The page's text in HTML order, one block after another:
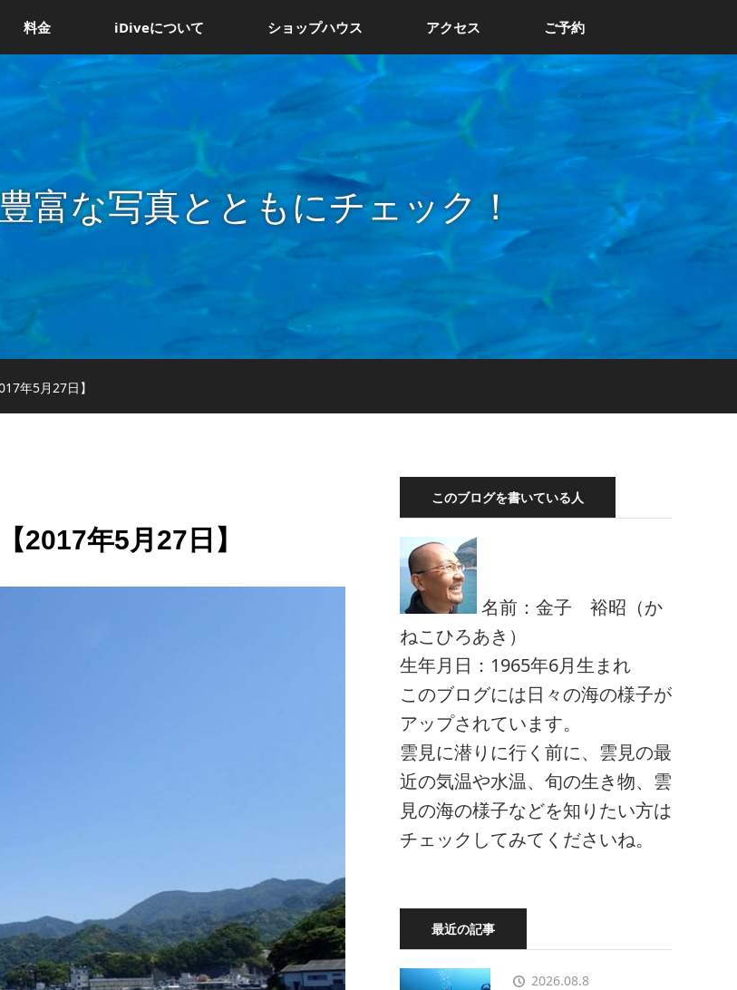
料金 iDiveについて ショップハウス アクセス ご予約
富な写真とともにチェック！
年5月27日】
2017年5月27日】
このブログを書いている人
名前：金子 裕昭（か
ねこひろあき）
生年月日：1965年6月生まれ
このブログには日々の海の様子が
アップされています。
雲見に潜りに行く前に、雲見の最
近の気温や水温、旬の生き物、雲
見の海の様子などを知りたい方は
チェックしてみてくださいね。
最近の記事
2026.08.8